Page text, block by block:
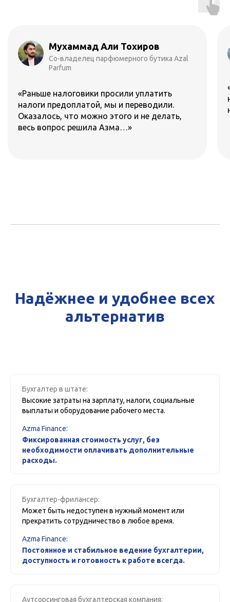
Ибратбек Тургунбоев
Основатель 21FIT
никак, и в этом весь кайф. Для меня вопрос с
налогами закрыт…»
Надёжнее и удобнее всех
альтернатив
Бухгалтер в штате:
Высокие затраты на зарплату, налоги, социальные
выплаты и оборудование рабочего места.
Azma Finance:
Фиксированная стоимость услуг, без
необходимости оплачивать дополнительные
расходы.
Бухгалтер-фрилансер:
Может быть недоступен в нужный момент или
прекратить сотрудничество в любое время.
Azma Finance:
Постоянное и стабильное ведение бухгалтерии,
доступность и готовность к работе всегда.
Аутсорсинговая бухгалтерская компания: